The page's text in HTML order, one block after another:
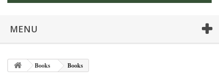
MENU
Books Books